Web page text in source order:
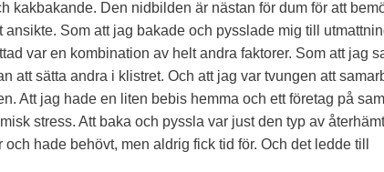
kakbakande. Den nidbilden är nästan för dum för att
ansikte. Som att jag bakade och pysslade mig till
var en kombination av helt andra faktorer. Som att jag
att sätta andra i klistret. Och att jag var tvungen att
Att jag hade en liten bebis hemma och ett företag på
stress. Att baka och pyssla var just den typ av
hade behövt, men aldrig fick tid för. Och det ledde till